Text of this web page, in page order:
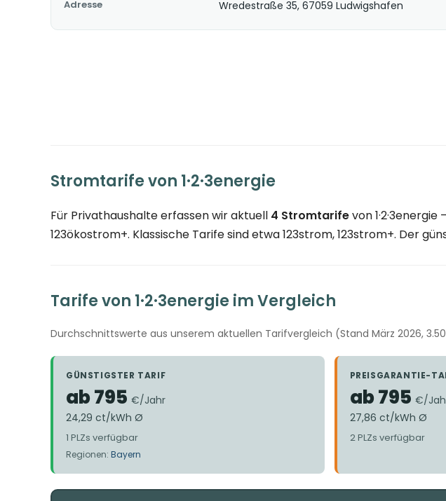
Adresse Wredestraße 35, 67059 Ludwigshafen
Stromtarife von 1·2·3energie
Für Privathaushalte erfassen wir aktuell 4 Stromtarifevon
123ökostrom+. Klassische Tarife sind etwa 123strom, 123strom+. Der
Tarife von 1·2·3energie im Vergleich
Durchschnittswerte aus unserem aktuellen Tarifvergleich (Stand März 2026,
GÜNSTIGSTER TARIF
ab 795 €/Jahr
24,29 ct/kWh Ø
1 PLZs verfügbar
Regionen: Bayern
PREISGARANTIE-
ab 795 €/
27,86 ct/kWh Ø
2 PLZs verfügbar